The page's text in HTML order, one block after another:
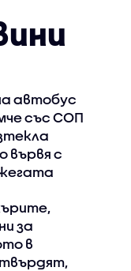
автобус
със СОП
вървя с
за
в